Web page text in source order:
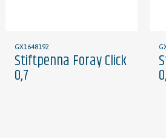
GX1648192
Stiftpenna Foray Click
0,7